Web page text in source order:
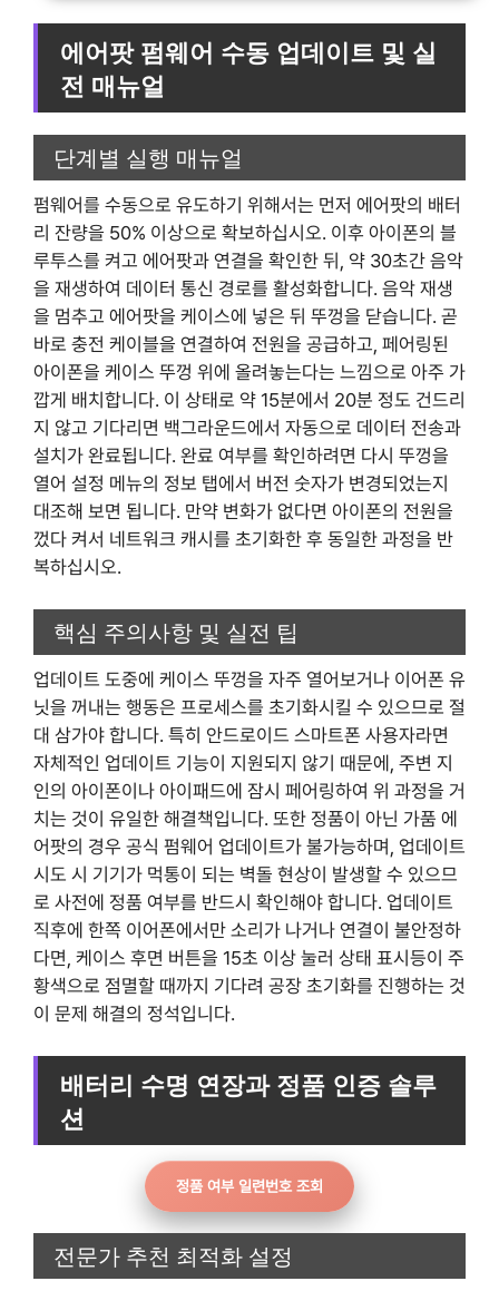
에어팟 펌웨어 수동 업데이트 및 실
전 매뉴얼
단계별 실행 매뉴얼
펌웨어를 수동으로 유도하기 위해서는 먼저 에어팟의 배터
리 잔량을 50% 이상으로 확보하십시오. 이후 아이폰의 블
루투스를 켜고 에어팟과 연결을 확인한 뒤, 약 30초간 음악
을 재생하여 데이터 통신 경로를 활성화합니다. 음악 재생
을 멈추고 에어팟을 케이스에 넣은 뒤 뚜껑을 닫습니다. 곧
바로 충전 케이블을 연결하여 전원을 공급하고, 페어링된
아이폰을 케이스 뚜껑 위에 올려놓는다는 느낌으로 아주 가
깝게 배치합니다. 이 상태로 약 15분에서 20분 정도 건드리
지 않고 기다리면 백그라운드에서 자동으로 데이터 전송과
설치가 완료됩니다. 완료 여부를 확인하려면 다시 뚜껑을
열어 설정 메뉴의 정보 탭에서 버전 숫자가 변경되었는지
대조해 보면 됩니다. 만약 변화가 없다면 아이폰의 전원을
껐다 켜서 네트워크 캐시를 초기화한 후 동일한 과정을 반
복하십시오.
핵심 주의사항 및 실전 팁
업데이트 도중에 케이스 뚜껑을 자주 열어보거나 이어폰 유
닛을 꺼내는 행동은 프로세스를 초기화시킬 수 있으므로 절
대 삼가야 합니다. 특히 안드로이드 스마트폰 사용자라면
자체적인 업데이트 기능이 지원되지 않기 때문에, 주변 지
인의 아이폰이나 아이패드에 잠시 페어링하여 위 과정을 거
치는 것이 유일한 해결책입니다. 또한 정품이 아닌 가품 에
어팟의 경우 공식 펌웨어 업데이트가 불가능하며, 업데이트
시도 시 기기가 먹통이 되는 벽돌 현상이 발생할 수 있으므
로 사전에 정품 여부를 반드시 확인해야 합니다. 업데이트
직후에 한쪽 이어폰에서만 소리가 나거나 연결이 불안정하
다면, 케이스 후면 버튼을 15초 이상 눌러 상태 표시등이 주
황색으로 점멸할 때까지 기다려 공장 초기화를 진행하는 것
이 문제 해결의 정석입니다.
배터리 수명 연장과 정품 인증 솔루
션
정품 여부 일련번호 조회
전문가 추천 최적화 설정